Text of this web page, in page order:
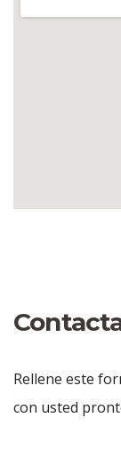
Rellene este
con usted